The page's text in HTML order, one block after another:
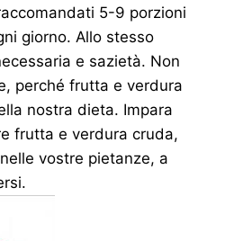
5-9 porzioni
giorno. Allo stesso
e sazietà. Non
perché frutta e verdura
nostra dieta. Impara
frutta e verdura cruda,
vostre pietanze, a